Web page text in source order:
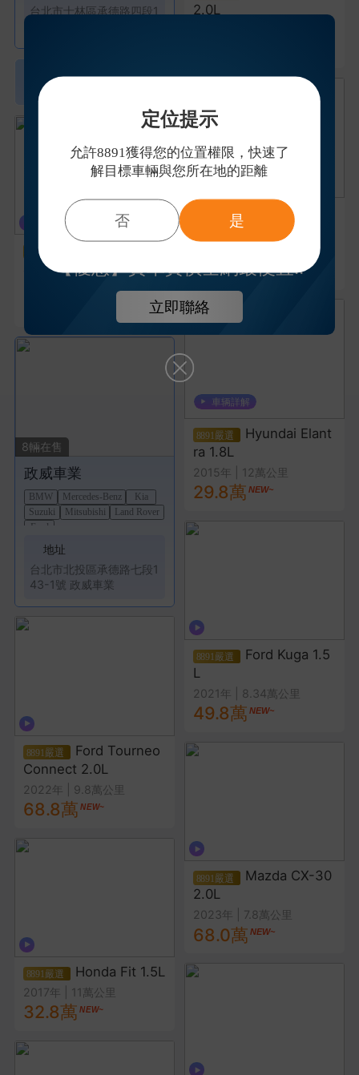
台北市 士林區承德路四段1
查看全台 2034
agon 1.5L
6.8萬公里
8輛在售
政威車業
BMW Mercedes-Benz
Kia
Suzuki
Mitsubishi
Land Rover
Ford
地址
台北市 北投區承德路七段1
43-1號 政威車業
Ford Tourneo
Connect 2.0L
2022年 9.8萬公里
68.8萬
Honda Fit 1.5L
2017年 11萬公里
32.8萬
2.0L
Volkswagen T
iguan 1.5L
116.8萬
Hyundai Elant
ra 1.8L
2015年 12萬公里
29.8萬
Ford Kuga 1.5
L
2021年 8.34萬公里
49.8萬
Mazda CX-30
2.0L
2023年 7.8萬公里
68.0萬
定位提示
允許8891獲得您的位置權限，快速了
解目標車輛與您所在地的距離
否 是
【優惠】實車實價全網最便宜!!
立即聯絡